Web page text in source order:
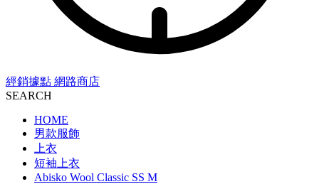
經銷據點 網路商店
SEARCH
HOME
男款服飾
上衣
短袖上衣
Abisko Wool Classic SS M